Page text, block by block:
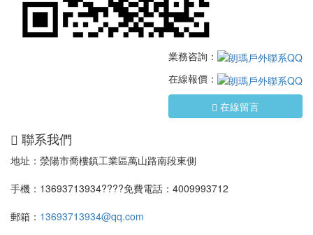
業務咨詢：
在線報價：
在線留言
聯系我們
地址：滎陽市喬樓鎮工業區萬山路南段東側
手機：13693713934????免費電話：4009993712
郵箱： 13693713934@qq.com